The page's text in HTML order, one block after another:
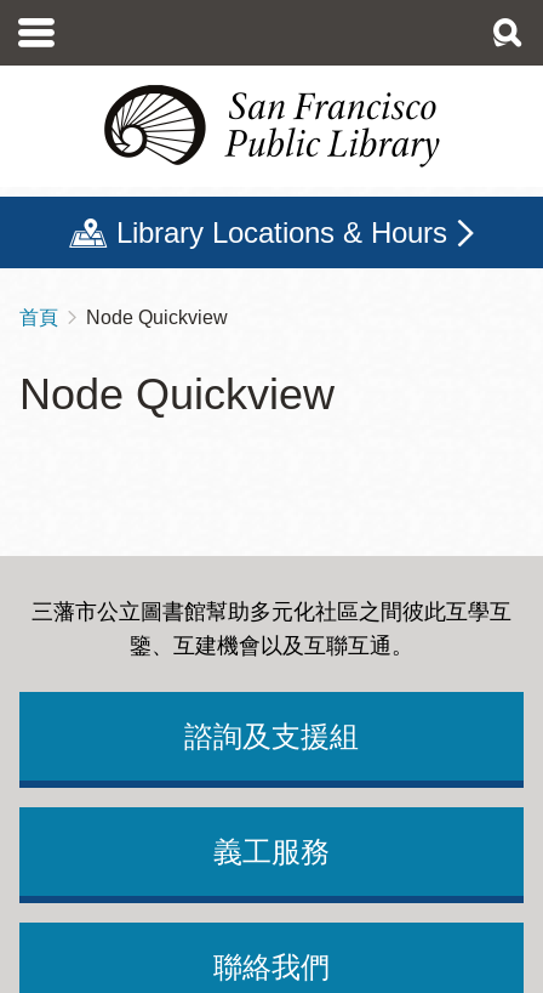
至
Library Locations & Hours
導
連
首頁 Node Quickview
Node Quickview
三藩市公立圖書館幫助多元化社區之間彼此互學互
鑒、互建機會以及互聯互通。
諮詢及支援組
義工服務
聯絡我們